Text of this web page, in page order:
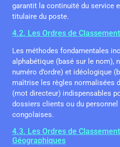
garantit la continuité du service
titulaire du poste.
4.2. Les Ordres de
Les méthodes fondamentales
alphabétique (basé sur le nom),
numéro d’ordre) et idéologique
maîtrise les règles normalisées
(mot directeur) indispensables
dossiers clients ou du
congolaises.
4.3. Les Ordres de
Géographiques